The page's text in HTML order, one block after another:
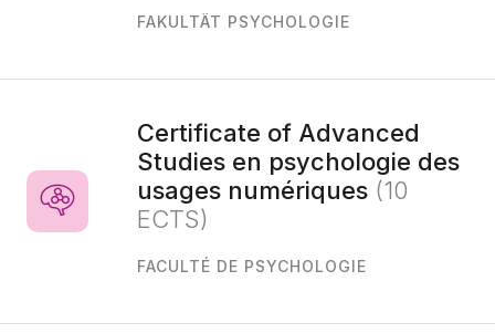
FAKULTÄT PSYCHOLOGIE
Certificate of Advanced
Studies en psychologie des
usages numériques (10
ECTS)
FACULTÉ DE PSYCHOLOGIE